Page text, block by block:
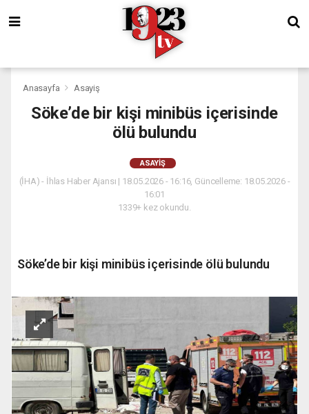
Anasayfa Asayiş
Söke’de bir kişi minibüs içerisinde
ölü bulundu
ASAYIŞ
(İHA) - İhlas Haber Ajansı | 18.05.2026 - 16:16, Güncelleme: 18.05.2026 -
16:01
1339+ kez okundu.
Söke’de bir kişi minibüs içerisinde ölü bulundu